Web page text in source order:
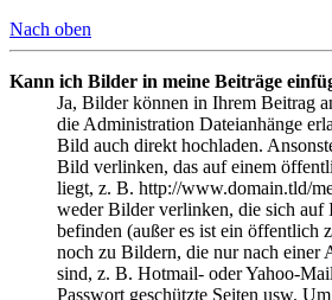
Nach oben
Kann ich Bilder in meine Beiträge
Ja, Bilder können in Ihrem Beitrag
die Administration Dateianhänge
Bild auch direkt hochladen.
Bild verlinken, das auf einem
liegt, z. B. http://www.domain.tld/
weder Bilder verlinken, die sich auf
befinden (außer es ist ein öffentlich
noch zu Bildern, die nur nach einer
sind, z. B. Hotmail- oder Yahoo-
Passwort geschützte Seiten usw.